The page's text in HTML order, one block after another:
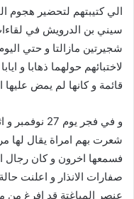
الي كتيبتهم لتحضير هجوم
شجيرتين مازالتا و حتي
لاختبائهم حولهما ذهابا و
قائمة و كانها لم يمض عليها
و في فجر يوم
شعرت بهم امراة يقال لها
فسمعها اخرون و كان رجال
صفارات الانذار و اعلنت
عنصر المباغتة قد افرغ من